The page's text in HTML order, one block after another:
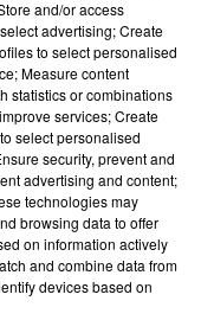
Mans Métropole, qui
moins, estrepartie
la collectivité
de 137 millions
fin 2023-. Selon la
consacrée au
ainsi été, rien que
d'euros. Et il
années
dans
travaux, comme
and/or access
advertising; Create
to select personalised
Measure content
statistics or combinations
services; Create
select personalised
security, prevent and
advertising and content;
technologies may
browsing data to offer
on information actively
and combine data from
devices based on